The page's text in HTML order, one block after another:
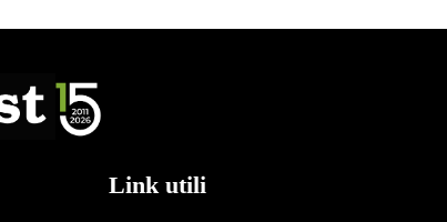
Link utili